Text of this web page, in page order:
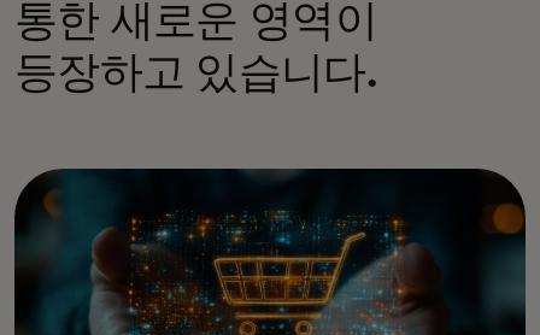
통한 새로운 영역이
등장하고 있습니다.